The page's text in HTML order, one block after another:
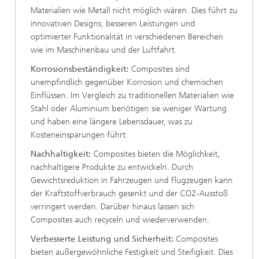
Materialien wie Metall nicht möglich wären. Dies führt zu
innovativen Designs, besseren Leistungen und
optimierter Funktionalität in verschiedenen Bereichen
wie im Maschinenbau und der Luftfahrt.
Korrosionsbeständigkeit: Composites sind
unempfindlich gegenüber Korrosion und chemischen
Einflüssen. Im Vergleich zu traditionellen Materialien wie
Stahl oder Aluminium benötigen sie weniger Wartung
und haben eine längere Lebensdauer, was zu
Kosteneinsparungen führt.
Nachhaltigkeit: Composites bieten die Möglichkeit,
nachhaltigere Produkte zu entwickeln. Durch
Gewichtsreduktion in Fahrzeugen und Flugzeugen kann
der Kraftstoffverbrauch gesenkt und der CO2-Ausstoß
verringert werden. Darüber hinaus lassen sich
Composites auch recyceln und wiederverwenden.
Verbesserte Leistung und Sicherheit: Composites
bieten außergewöhnliche Festigkeit und Steifigkeit. Dies